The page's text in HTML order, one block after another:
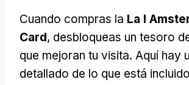
Cuando compras la La I
Card, desbloqueas un tesoro
que mejoran tu visita. Aquí hay
detallado de lo que está